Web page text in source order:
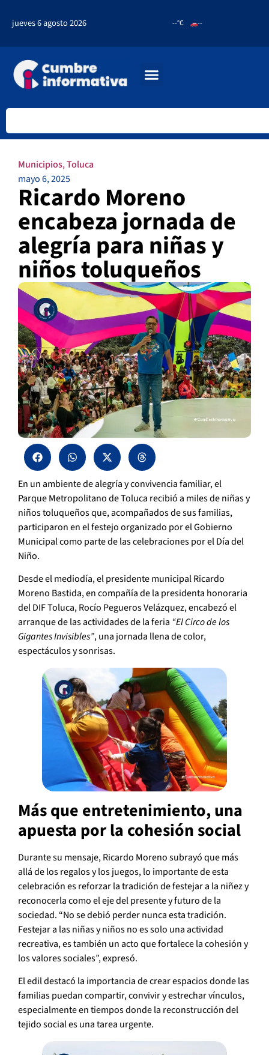
jueves 6 agosto 2026 --°C --
Municipios,Toluca
mayo 6, 2025
Ricardo Moreno
encabeza jornada de
alegría para niñas y
niños toluqueños
En un ambiente de alegría y convivencia familiar, el
Parque Metropolitano de Toluca recibió a miles de niñas y
niños toluqueños que, acompañados de sus familias,
participaron en el festejo organizado por el Gobierno
Municipal como parte de las celebraciones por el Día del
Niño.
Desde el mediodía, el presidente municipal Ricardo
Moreno Bastida, en compañía de la presidenta honoraria
del DIF Toluca, Rocío Pegueros Velázquez, encabezó el
arranque de las actividades de la feria “El Circo de los
Gigantes Invisibles”, una jornada llena de color,
espectáculos y sonrisas.
Más que entretenimiento, una
apuesta por la cohesión social
Durante su mensaje, Ricardo Moreno subrayó que más
allá de los regalos y los juegos, lo importante de esta
celebración es reforzar la tradición de festejar a la niñez y
reconocerla como el eje del presente y futuro de la
sociedad. “No se debió perder nunca esta tradición.
Festejar a las niñas y niños no es solo una actividad
recreativa, es también un acto que fortalece la cohesión y
los valores sociales”, expresó.
El edil destacó la importancia de crear espacios donde las
familias puedan compartir, convivir y estrechar vínculos,
especialmente en tiempos donde la reconstrucción del
tejido social es una tarea urgente.